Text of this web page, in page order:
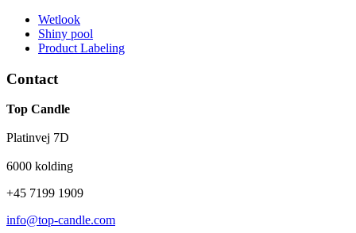
Wetlook
Shiny pool
Product Labeling
Contact
Top Candle
Platinvej 7D
6000 kolding
+45 7199 1909
info@top-candle.com